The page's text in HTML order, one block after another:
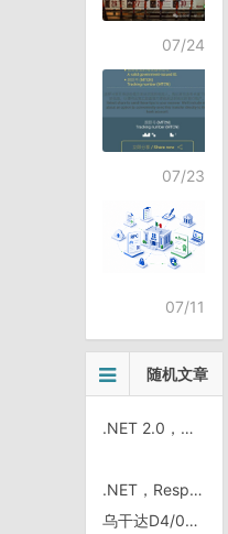
07/24
07/23
07/11
随机文章
.NET 2.0，新发现的泛型 KeyedCollection
.NET，Response.Redirect 会产生 ThreadAbortException 异常
乌干达D4/0522，Mbale